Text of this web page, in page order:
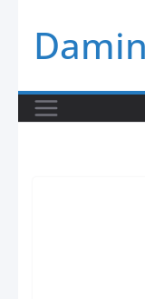
content